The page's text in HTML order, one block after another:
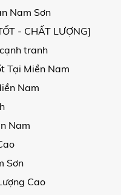
Nam Sơn
- CHẤT LƯỢNG]
tranh
Tại Miền Nam
Nam
Nam
Sơn
Cao